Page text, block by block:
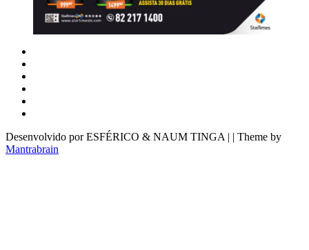
Desenvolvido por ESFÉRICO & NAUM TINGA | | Theme by
Mantrabrain